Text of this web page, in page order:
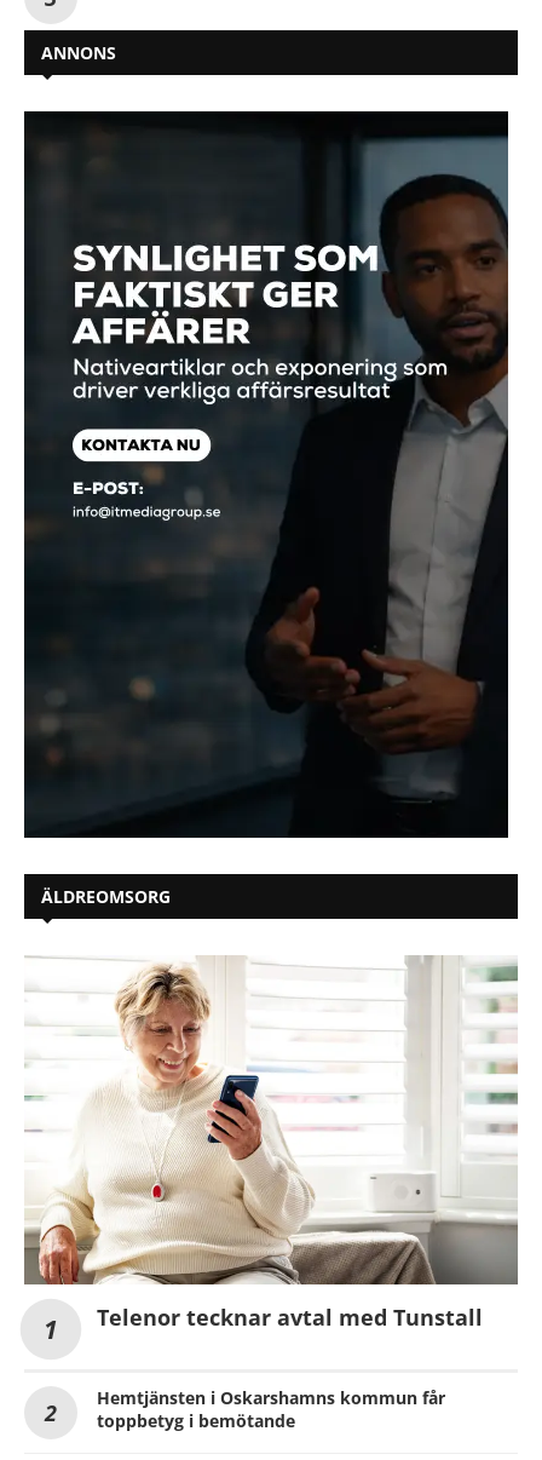
ANNONS
ÄLDREOMSORG
Telenor tecknar avtal med Tunstall
Hemtjänsten i Oskarshamns kommun får
toppbetyg i bemötande